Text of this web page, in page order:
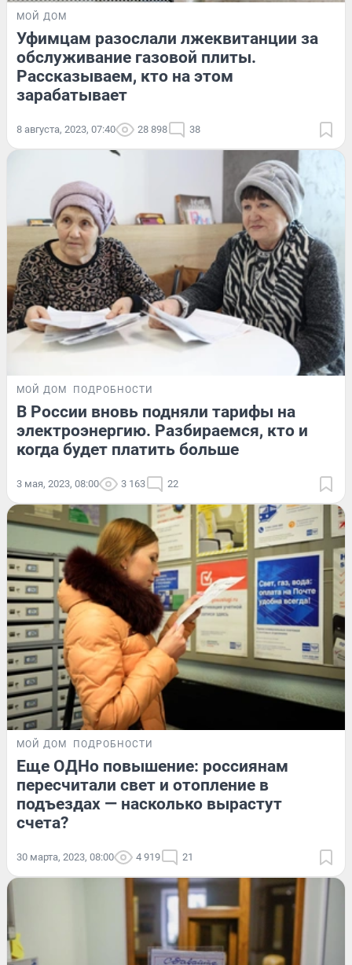
МОЙ ДОМ
Уфимцам разослали лжеквитанции за
обслуживание газовой плиты.
Рассказываем, кто на этом
зарабатывает
8 августа, 2023, 07:40 28 898 38
МОЙ ДОМ ПОДРОБНОСТИ
В России вновь подняли тарифы на
электроэнергию. Разбираемся, кто и
когда будет платить больше
3 мая, 2023, 08:00 3 163 22
МОЙ ДОМ ПОДРОБНОСТИ
Еще ОДНо повышение: россиянам
пересчитали свет и отопление в
подъездах — насколько вырастут
счета?
30 марта, 2023, 08:00 4 919 21